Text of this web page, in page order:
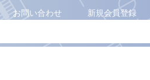
お問い合わせ 新規会員登録